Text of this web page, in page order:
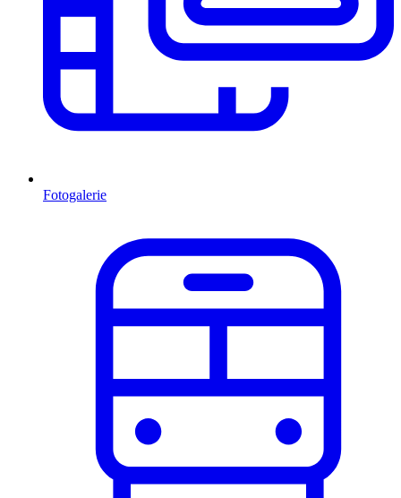
Fotogalerie